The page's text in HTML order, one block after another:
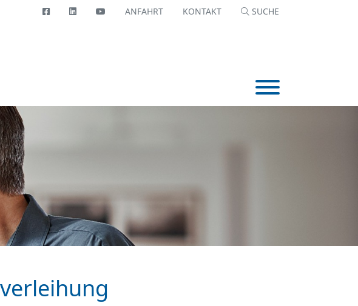
FACEBOOKLINKEDINYOUTTUBE
ANFAHRT KONTAKT SUCHE